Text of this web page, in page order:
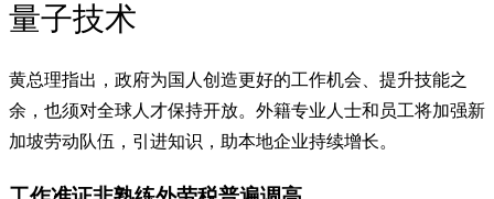
量子技术
黄总理指出，政府为国人创造更好的工作机会、提升技能之
余，也须对全球人才保持开放。外籍专业人士和员工将加强新
加坡劳动队伍，引进知识，助本地企业持续增长。